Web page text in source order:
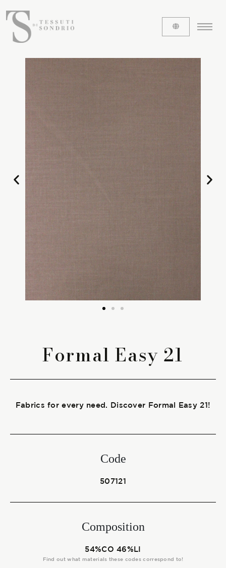
Formal Easy 21
Fabrics for every need. Discover Formal Easy 21!
Code
507121
Composition
54%CO 46%LI
Find out what materials these codes correspond to!
The labels
Our history
Work with us
Share our fabrics
THE FABRICS
The season Fall/Winter
The season Spring/Summer
SUSTAINABILITY
Certifications
Start together
NEWS